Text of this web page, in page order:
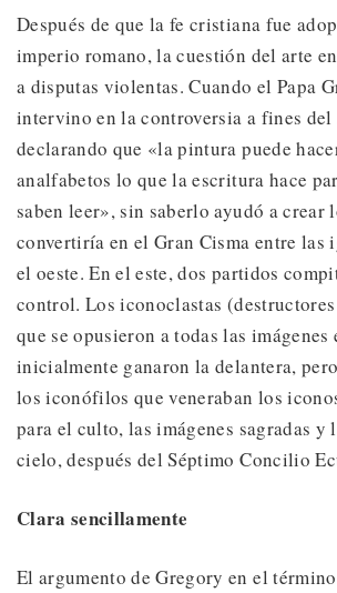
Después de que la fe cristiana fue
imperio romano, la cuestión del arte
a disputas violentas. Cuando el Papa
intervino en la controversia a fines
declarando que «la pintura puede
analfabetos lo que la escritura hace
saben leer», sin saberlo ayudó a crear
convertiría en el Gran Cisma entre las
el oeste. En el este, dos partidos
control. Los iconoclastas
que se opusieron a todas las imágenes
inicialmente ganaron la delantera,
los iconófilos que veneraban los
para el culto, las imágenes sagradas y
cielo, después del Séptimo Concilio
Clara sencillamente
El argumento de Gregory en el